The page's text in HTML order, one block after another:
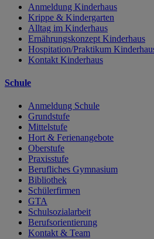
Anmeldung Kinderhaus
Krippe & Kindergarten
Alltag im Kinderhaus
Ernährungskonzept Kinderhaus
Hospitation/Praktikum
Kontakt Kinderhaus
Schule
Anmeldung Schule
Grundstufe
Mittelstufe
Hort & Ferienangebote
Oberstufe
Praxisstufe
Berufliches Gymnasium
Bibliothek
Schülerfirmen
GTA
Schulsozialarbeit
Berufsorientierung
Kontakt & Team